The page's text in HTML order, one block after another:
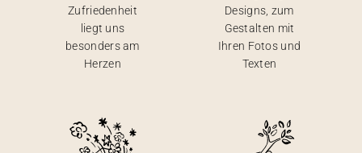
Zufriedenheit
liegt uns
besonders am
Herzen
Designs, zum
Gestalten mit
Ihren Fotos und
Texten